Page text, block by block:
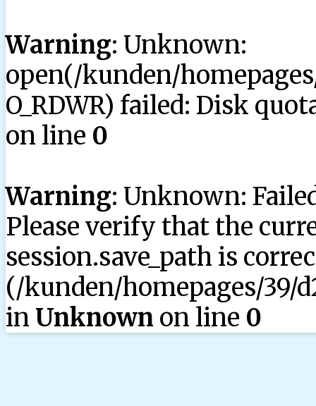
Warning: Unknown:
open(/kunden/
O_RDWR) failed: Disk
on line 0
Warning: Unknown:
Please verify that the
session.save_path is
(/kunden/homepages/39/
in Unknown on line 0